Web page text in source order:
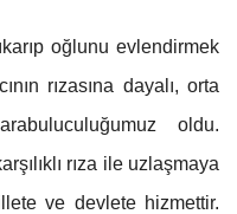
oğlunu evlendirmek
rızasına dayalı, orta
oldu.
rıza ile uzlaşmaya
ve devlete hizmettir.